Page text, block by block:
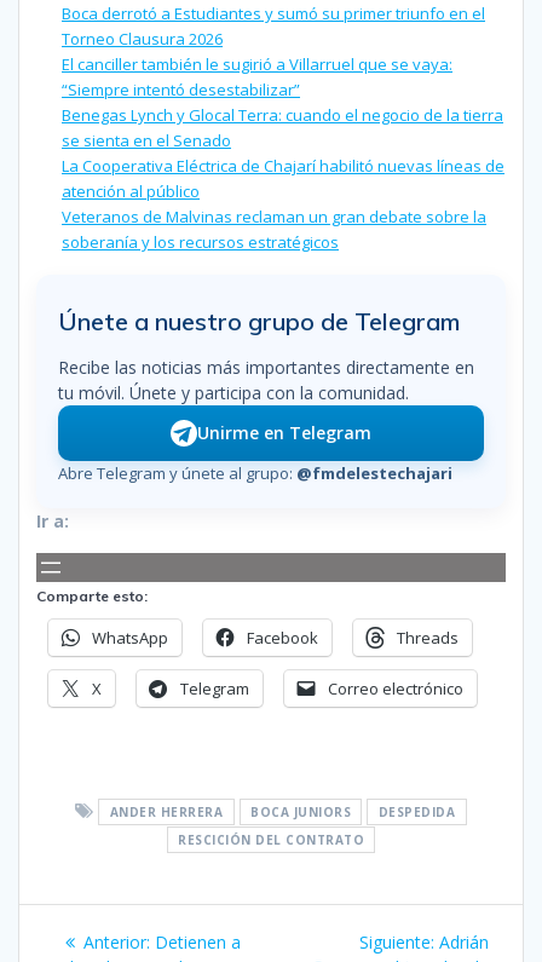
Boca derrotó a Estudiantes y sumó su primer triunfo en el
Torneo Clausura 2026
El canciller también le sugirió a Villarruel que se vaya:
“Siempre intentó desestabilizar”
Benegas Lynch y Glocal Terra: cuando el negocio de la tierra
se sienta en el Senado
La Cooperativa Eléctrica de Chajarí habilitó nuevas líneas de
atención al público
Veteranos de Malvinas reclaman un gran debate sobre la
soberanía y los recursos estratégicos
Únete a nuestro grupo de Telegram
Recibe las noticias más importantes directamente en
tu móvil. Únete y participa con la comunidad.
Unirme en Telegram
Abre Telegram y únete al grupo: @fmdelestechajari
Ir a:
Comparte esto:
WhatsApp Facebook Threads
X Telegram Correo electrónico
ANDER HERRERA BOCA JUNIORS
DESPEDIDA
RESCICIÓN DEL CONTRATO
Navegación
Anterior: Entrada
Detienen a
Siguiente: Siguiente
Adrián